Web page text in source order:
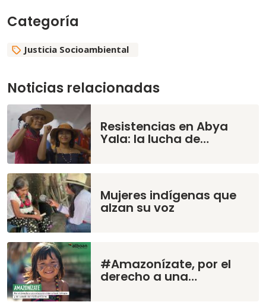
Categoría
Justicia Socioambiental
Noticias relacionadas
Resistencias en Abya
Yala: la lucha de…
Mujeres indígenas que
alzan su voz
#Amazonízate, por el
derecho a una…